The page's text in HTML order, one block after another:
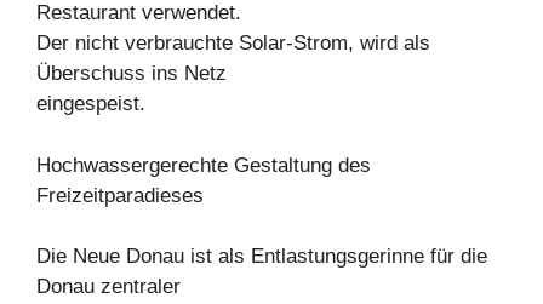
Restaurant verwendet.
Der nicht verbrauchte Solar-Strom, wird als
Überschuss ins Netz
eingespeist.
Hochwassergerechte Gestaltung des
Freizeitparadieses
Die Neue Donau ist als Entlastungsgerinne für die
Donau zentraler